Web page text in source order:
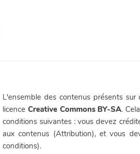
L'ensemble des contenus présents
licence Creative Commons BY-SA.
conditions suivantes : vous devez
aux contenus (Attribution), et vous
conditions).